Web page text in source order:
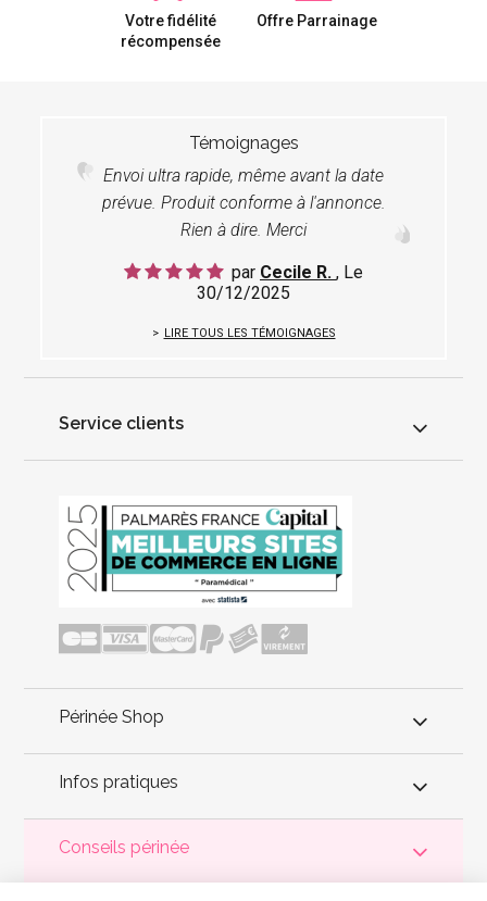
Votre fidélité
récompensée
Offre Parrainage
Témoignages
Envoi ultra rapide, même avant la date
prévue. Produit conforme à l'annonce.
Rien à dire. Merci
par Cecile R. , Le
30/12/2025
LIRE TOUS LES TÉMOIGNAGES
Service clients
Périnée Shop
Infos pratiques
Conseils périnée